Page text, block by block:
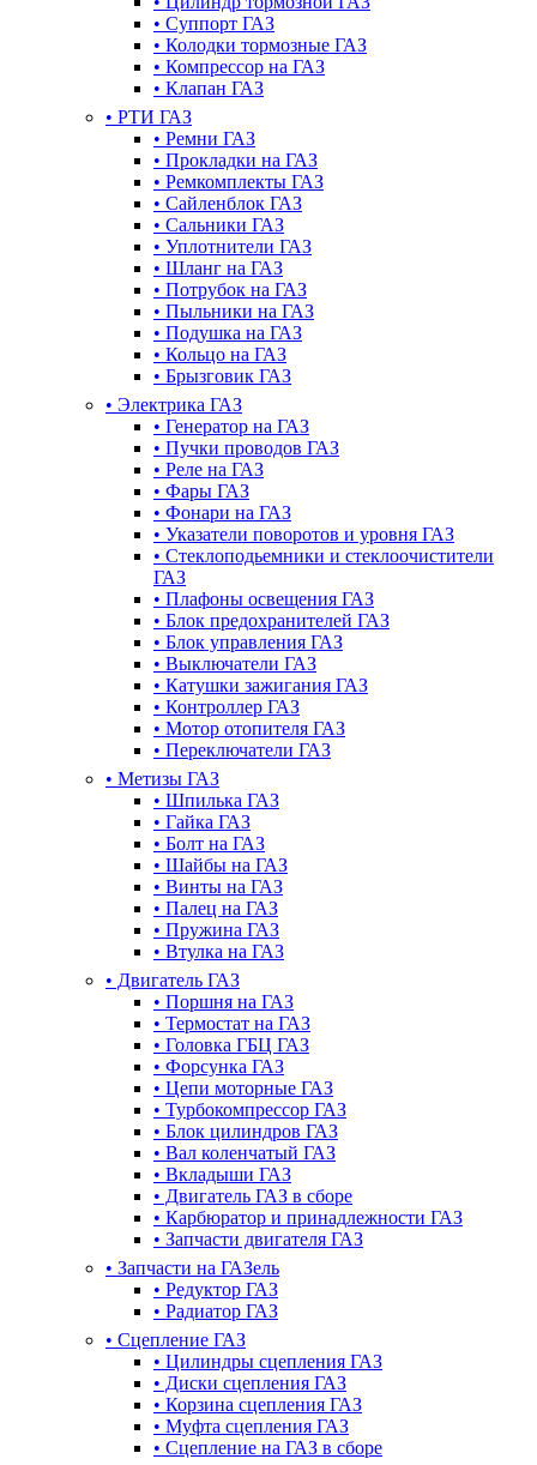
• Суппорт ГАЗ
• Колодки тормозные ГАЗ
• Компрессор на ГАЗ
• Клапан ГАЗ
• РТИ ГАЗ
• Ремни ГАЗ
• Прокладки на ГАЗ
• Ремкомплекты ГАЗ
• Сайленблок ГАЗ
• Сальники ГАЗ
• Уплотнители ГАЗ
• Шланг на ГАЗ
• Потрубок на ГАЗ
• Пыльники на ГАЗ
• Подушка на ГАЗ
• Кольцо на ГАЗ
• Брызговик ГАЗ
• Электрика ГАЗ
• Генератор на ГАЗ
• Пучки проводов ГАЗ
• Реле на ГАЗ
• Фары ГАЗ
• Фонари на ГАЗ
• Указатели поворотов и уровня ГАЗ
• Стеклоподьемники и стеклоочистители
ГАЗ
• Плафоны освещения ГАЗ
• Блок предохранителей ГАЗ
• Блок управления ГАЗ
• Выключатели ГАЗ
• Катушки зажигания ГАЗ
• Контроллер ГАЗ
• Мотор отопителя ГАЗ
• Переключатели ГАЗ
• Метизы ГАЗ
• Шпилька ГАЗ
• Гайка ГАЗ
• Болт на ГАЗ
• Шайбы на ГАЗ
• Винты на ГАЗ
• Палец на ГАЗ
• Пружина ГАЗ
• Втулка на ГАЗ
• Двигатель ГАЗ
• Поршня на ГАЗ
• Термостат на ГАЗ
• Головка ГБЦ ГАЗ
• Форсунка ГАЗ
• Цепи моторные ГАЗ
• Турбокомпрессор ГАЗ
• Блок цилиндров ГАЗ
• Вал коленчатый ГАЗ
• Вкладыши ГАЗ
• Двигатель ГАЗ в сборе
• Карбюратор и принадлежности ГАЗ
• Запчасти двигателя ГАЗ
• Запчасти на ГАЗель
• Редуктор ГАЗ
• Радиатор ГАЗ
• Сцепление ГАЗ
• Цилиндры сцепления ГАЗ
• Диски сцепления ГАЗ
• Корзина сцепления ГАЗ
• Муфта сцепления ГАЗ
• Сцепление на ГАЗ в сборе